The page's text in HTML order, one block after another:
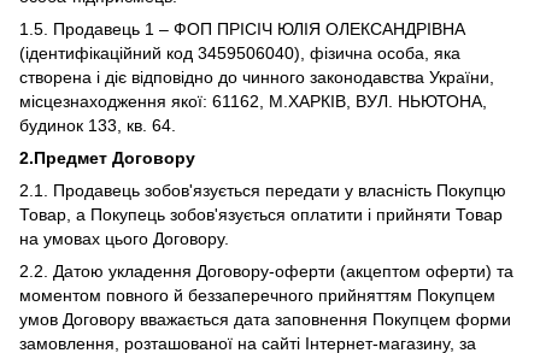
1.5. Продавець 1 – ФОП ПРІСІЧ ЮЛІЯ ОЛЕКСАНДРІВНА
(ідентифікаційний код 3459506040), фізична особа, яка
створена і діє відповідно до чинного законодавства України,
місцезнаходження якої: 61162, М.ХАРКІВ, ВУЛ. НЬЮТОНА,
будинок 133, кв. 64.
2.Предмет Договору
2.1. Продавець зобов'язується передати у власність Покупцю
Товар, а Покупець зобов'язується оплатити і прийняти Товар
на умовах цього Договору.
2.2. Датою укладення Договору-оферти (акцептом оферти) та
моментом повного й беззаперечного прийняттям Покупцем
умов Договору вважається дата заповнення Покупцем форми
замовлення, розташованої на сайті Інтернет-магазину, за